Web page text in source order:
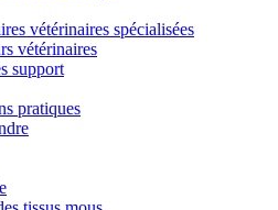
vétérinaires spécialisées
vétérinaires
support
pratiques